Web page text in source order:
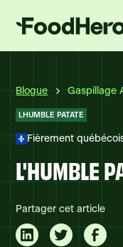
Blogue Gaspillage
LHUMBLE PATATE
Fièrement
L'HUMBLE
Partager cet article